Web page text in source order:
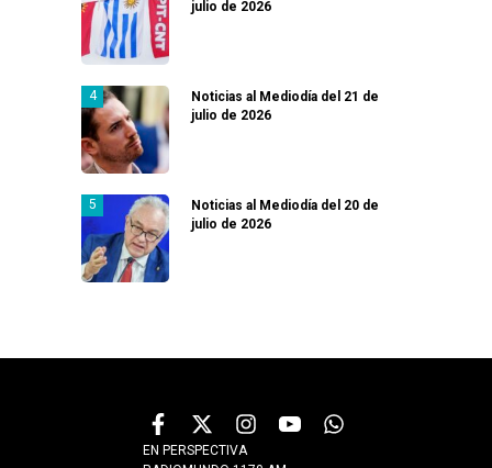
julio de 2026
Noticias al Mediodía del 21 de
julio de 2026
Noticias al Mediodía del 20 de
julio de 2026
EN PERSPECTIVA